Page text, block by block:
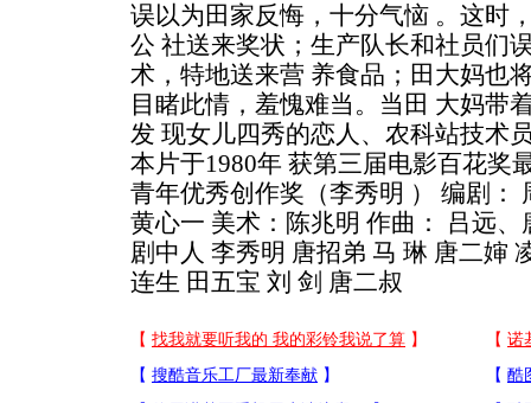
误以为田家反悔，十分气恼 。这时
公 社送来奖状；生产队长和社员们
术，特地送来营 养食品；田大妈也
目睹此情，羞愧难当。当田 大妈带
发 现女儿四秀的恋人、农科站技术
本片于1980年 获第三届电影百花奖
青年优秀创作奖（李秀明 ） 编剧：
黄心一 美术：陈兆明 作曲： 吕远
剧中人 李秀明 唐招弟 马 琳 唐二婶
连生 田五宝 刘 剑 唐二叔